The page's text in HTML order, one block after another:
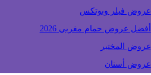
عروض فيلر وبوتكس
أفضل عروض حمام مغربي 2026
عروض المختبر
عروض أسنان